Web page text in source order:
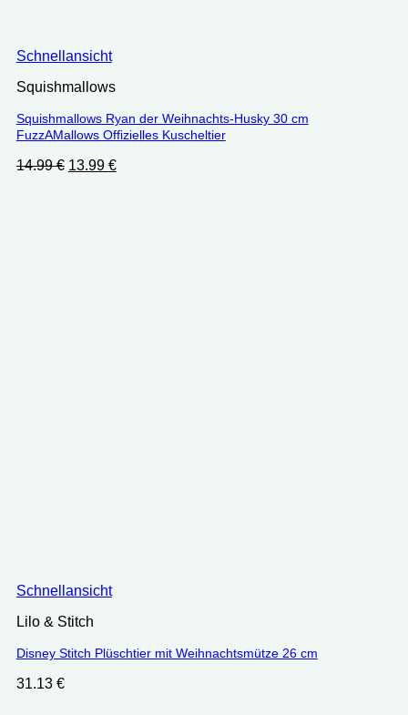
Schnellansicht
Squishmallows
Squishmallows Ryan der Weihnachts-Husky 30 cm
FuzzAMallows Offizielles Kuscheltier
14.99€ Ursprünglicher
13.99 €Aktueller
Schnellansicht
Lilo & Stitch
Disney Stitch Plüschtier mit Weihnachtsmütze 26 cm
31.13 €